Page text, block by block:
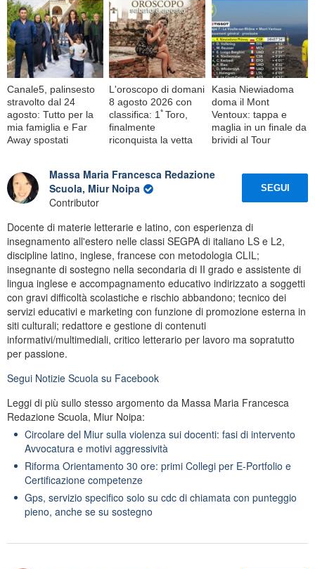
Canale5, palinsesto
stravolto dal 24
agosto: Tutto per la
mia famiglia e Far
Away spostati
L'oroscopo di domani
8 agosto 2026 con
classifica: 1ﾟToro,
finalmente
riconquista la vetta
Kasia Niewiadoma
doma il Mont
Ventoux: tappa e
maglia in un finale da
brividi al Tour
Massa Maria Francesca Redazione
Scuola, Miur Noipa
Contributor
SEGUI
Docente di materie letterarie e latino, con esperienza di
insegnamento all'estero nelle classi SEGPA di italiano LS e L2,
discipline latino, inglese, francese con metodologia CLIL;
insegnante di sostegno nella secondaria di II grado e assistente di
lingua inglese e accompagnamento educativo indirizzato a soggetti
con gravi difficoltà scolastiche e rischio abbandono; tecnico dei
servizi educativi e marketing con funzione di promozione esterna in
siti culturali; redattore e gestione di contenuti
informativi/multimediali, critico letterario per lavoro ma sopratutto
per passione.
Segui Notizie Scuola su Facebook
Leggi di più sullo stesso argomento da Massa Maria Francesca
Redazione Scuola, Miur Noipa:
Circolare del Miur sulla violenza sui docenti: fasi di intervento
Avvocatura e motivi aggressività
Riforma Orientamento 30 ore: primi Collegi per E-Portfolio e
Certificazione competenze
Gps, servizio specifico solo su cdc di chiamata con punteggio
pieno, anche se su sostegno